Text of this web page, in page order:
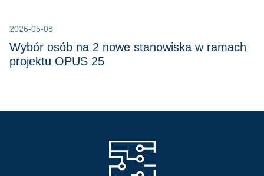
2026-05-08
Wybór osób na 2 nowe stanowiska w ramach
projektu OPUS 25